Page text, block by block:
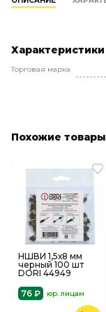
Характеристики
Торговая марка
Похожие товары
НШВИ 1,5х8 мм
черный 100 шт
DORI 44949
76 ₽
юр. лицам